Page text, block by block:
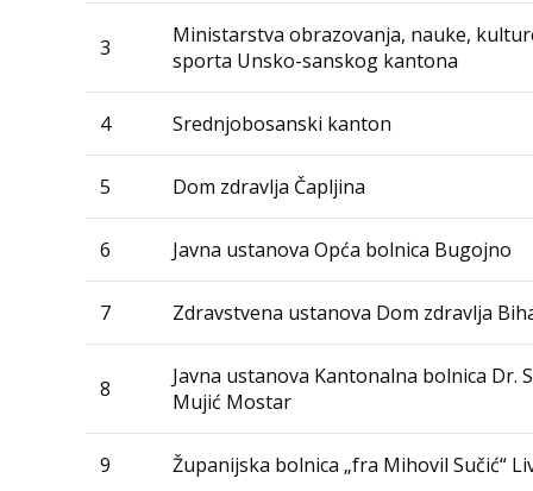
3
Ministarstva obrazovanja, nauke,
sporta Unsko-sanskog kantona
4 Srednjobosanski kanton
5 Dom zdravlja Čapljina
6 Javna ustanova Opća bolnica Bugojno
7 Zdravstvena ustanova Dom zdravlja
8
Javna ustanova Kantonalna bolnica Dr.
Mujić Mostar
9 Županijska bolnica „fra Mihovil Sučić“